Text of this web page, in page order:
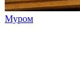
Муром